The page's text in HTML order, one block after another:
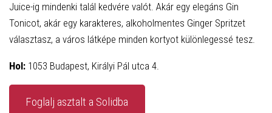
Juice-ig mindenki talál kedvére valót. Akár egy elegáns Gin
Tonicot, akár egy karakteres, alkoholmentes Ginger Spritzet
választasz, a város látképe minden kortyot különlegessé tesz.
Hol: 1053 Budapest, Királyi Pál utca 4.
Foglalj asztalt a Solidba